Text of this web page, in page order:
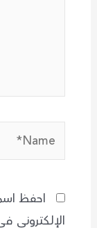
احفظ
الإلكتروني